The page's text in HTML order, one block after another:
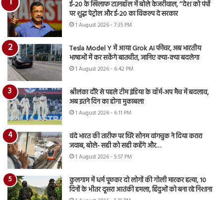
ई-20 के खिलाफ टाउनहॉल में बोले केजरीवाल, ‘‘देश को पंपों
पर शुद्ध पेट्रोल और ई-20 का विकल्प दे सरकार
1 August 2026 - 7:35 PM
Tesla Model Y में आया Grok AI फीचर, अब भारतीय
भाषाओं में कर सकेंगे बातचीत, जानिए क्या-क्या बदलेगा
1 August 2026 - 6:42 PM
श्रीलंका दौरे से पहले टीम इंडिया के वॉर्म-अप मैच में बदलाव,
अब इतने दिन का होगा मुकाबला
1 August 2026 - 6:11 PM
वंदे भारत की तारीफ पर घिरे सोनम वांगचुक ने दिया करारा
जवाब, बोले- सही को सही कहेंगे और…
1 August 2026 - 5:57 PM
कुलगाम में धर्म पूछकर दो लोगों की गोली मारकर हत्या, 10
दिनों के भीतर दूसरा आतंकी हमला, हिंदुओं को बना रहे निशाना